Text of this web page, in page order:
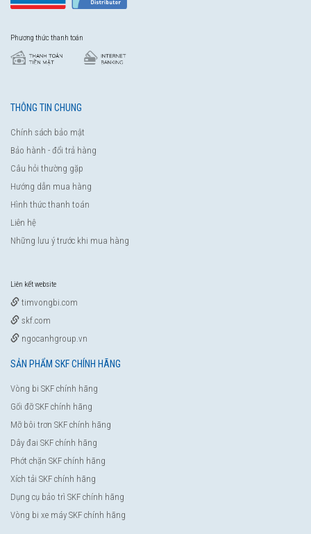
Phương thức thanh toán
THÔNG TIN CHUNG
Chính sách bảo mật
Bảo hành - đổi trả hàng
Câu hỏi thường gặp
Hướng dẫn mua hàng
Hình thức thanh toán
Liên hệ
Những lưu ý trước khi mua hàng
Liên kết website
timvongbi.com
skf.com
ngocanhgroup.vn
SẢN PHẨM SKF CHÍNH HÃNG
Vòng bi SKF chính hãng
Gối đỡ SKF chính hãng
Mỡ bôi trơn SKF chính hãng
Dây đai SKF chính hãng
Phớt chặn SKF chính hãng
Xích tải SKF chính hãng
Dụng cụ bảo trì SKF chính hãng
Vòng bi xe máy SKF chính hãng